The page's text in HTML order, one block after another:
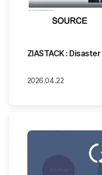
ZIASTACK : Disaster
2026.04.22